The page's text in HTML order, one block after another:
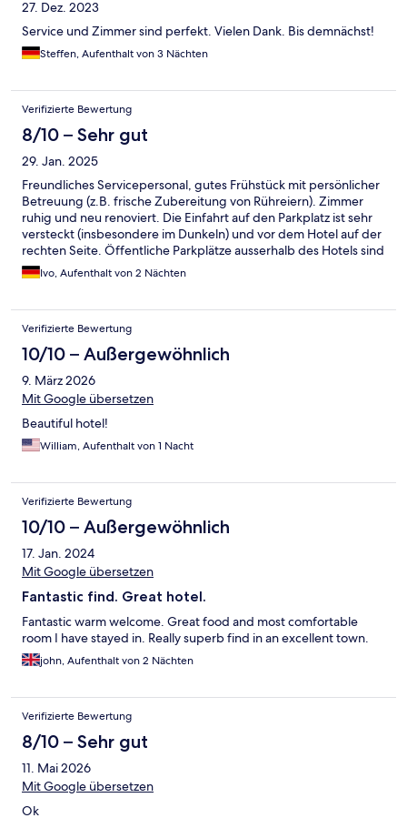
27. Dez. 2023
Service und Zimmer sind perfekt. Vielen Dank. Bis demnächst!
Steffen, Aufenthalt von 3 Nächten
Verifizierte Bewertung
8/10 – Sehr gut
29. Jan. 2025
Freundliches Servicepersonal, gutes Frühstück mit persönlicher
Betreuung (z.B. frische Zubereitung von Rühreiern). Zimmer
ruhig und neu renoviert. Die Einfahrt auf den Parkplatz ist sehr
versteckt (insbesondere im Dunkeln) und vor dem Hotel auf der
rechten Seite. Öffentliche Parkplätze ausserhalb des Hotels sind
kostenpflichtig.
Ivo, Aufenthalt von 2 Nächten
Verifizierte Bewertung
10/10 – Außergewöhnlich
9. März 2026
Mit Google übersetzen
Beautiful hotel!
William, Aufenthalt von 1 Nacht
Verifizierte Bewertung
10/10 – Außergewöhnlich
17. Jan. 2024
Mit Google übersetzen
Fantastic find. Great hotel.
Fantastic warm welcome. Great food and most comfortable
room I have stayed in. Really superb find in an excellent town.
john, Aufenthalt von 2 Nächten
Verifizierte Bewertung
8/10 – Sehr gut
11. Mai 2026
Mit Google übersetzen
Ok